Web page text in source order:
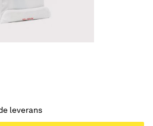
leverans